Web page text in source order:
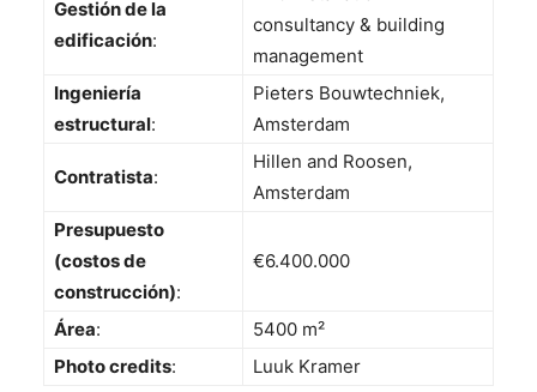
Gestión de la
edificación:
consultancy & building
management
Ingeniería
estructural:
Pieters Bouwtechniek,
Amsterdam
Contratista:
Hillen and Roosen,
Amsterdam
Presupuesto
(costos de
construcción):
€6.400.000
Área:
5400 m²
Photo credits: Luuk Kramer